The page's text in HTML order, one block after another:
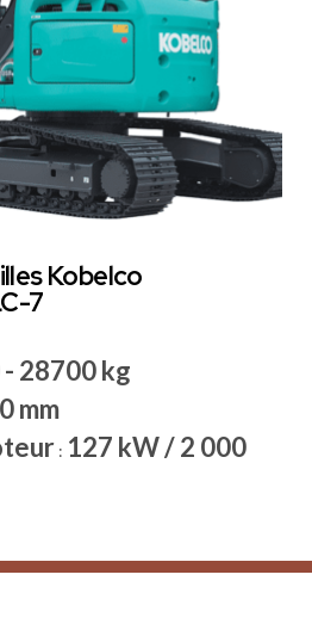
Kobelco
7
28700 kg
mm
: 127 kW / 2 000